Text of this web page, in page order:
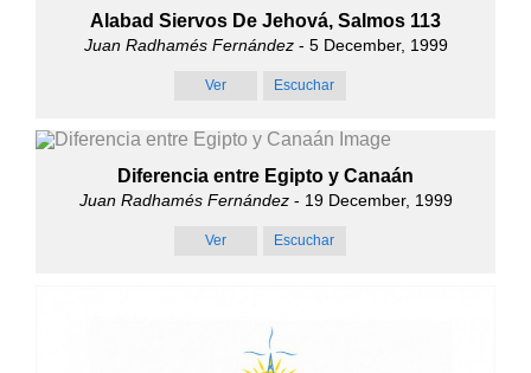
Alabad Siervos De Jehová, Salmos 113
Juan Radhamés Fernández- 5 December, 1999
Ver Escuchar
Diferencia entre Egipto y Canaán
Juan Radhamés Fernández- 19 December, 1999
Ver Escuchar